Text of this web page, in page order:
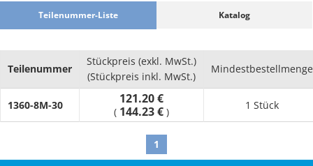
Teilenummer-Liste Katalog
Teilenummer
Stückpreis (exkl. MwSt.)
(Stückpreis inkl. MwSt.)
Mindestbestellmenge
1360-8M-30 121.20 €
( 144.23 € )
1 Stück
1